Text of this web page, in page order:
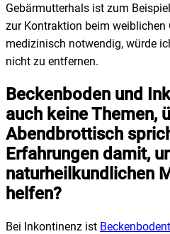
Gebärmutterhals ist zum
zur Kontraktion beim
medizinisch notwendig, würde
nicht zu entfernen.
Beckenboden und
auch keine Themen,
Abendbrottisch
Erfahrungen damit,
naturheilkundlichen
helfen?
Bei Inkontinenz ist